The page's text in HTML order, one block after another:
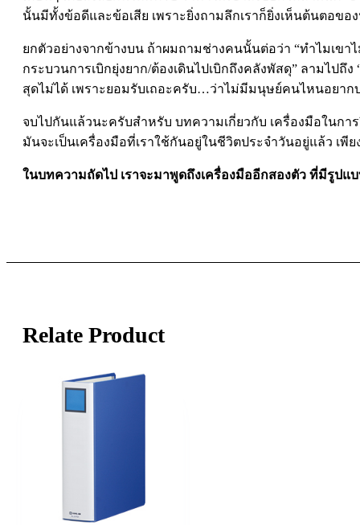
นั้นมีทั้งข้อดีและข้อเสีย เพราะยิ่งถามลึกเราก็ยิ่งเห็นต้นตอข
ยกตัวอย่างจากข้างบน ถ้าผมถามช่างคนนั้นต่อว่า “ทำไมเขา
กระบวนการเบิกยุ่งยาก/ต้องเดินไปเบิกถึงคลังพัสดุ” ลามไป
สุดไม่ได้ เพราะยอมรับเถอะครับ…ว่าไม่มีมนุษย์คนไหนอยาก
จบไปกันแล้วนะครับสำหรับ บทความเกี่ยวกับ เครื่องมือในการ
มันจะเป็นเครื่องมือที่เราใช้กันอยู่ในชีวิตประจำวันอยู่แล้ว เ
ในบทความถัดไป เราจะมาพูดถึงเครื่องมืออีกสองตัว ที่มีรูป
Relate Product